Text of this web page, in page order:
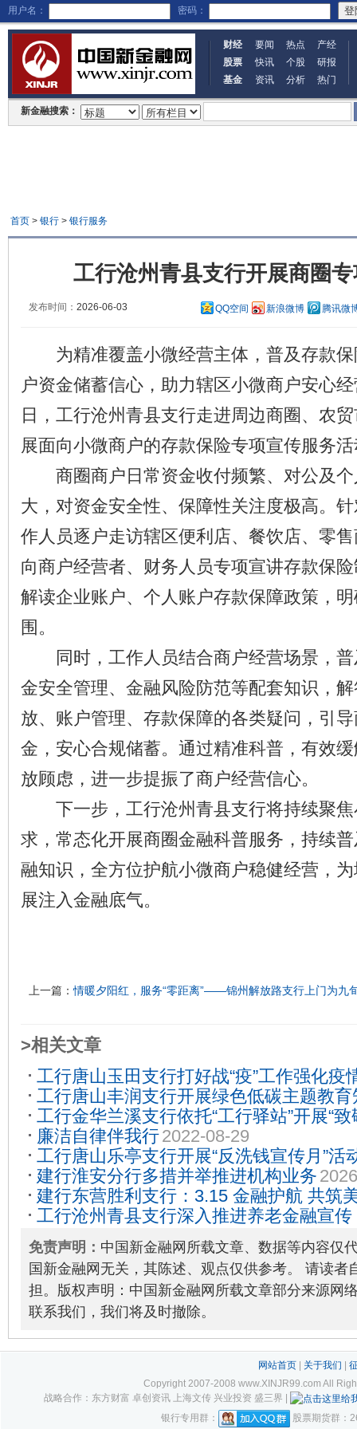
用户名： 密码：
财经 要闻 热点
产经
股票
快讯 个股
研报
基金
资讯 分析 热门
新金融搜索：
首页> 银行> 银行服务
工行沧州青县支行开展商圈
发布时间： 2026-06-03 QQ空间 新浪微博 腾讯微
为精准覆盖小微经营主体，普及存款保
户资金储蓄信心，助力辖区小微商户安心
日，工行沧州青县支行走进周边商圈、农
展面向小微商户的存款保险专项宣传服务
商圈商户日常资金收付频繁、对公及个
大，对资金安全性、保障性关注度极高。
作人员逐户走访辖区便利店、餐饮店、零
向商户经营者、财务人员专项宣讲存款保
解读企业账户、个人账户存款保障政策，
围。
同时，工作人员结合商户经营场景，普
金安全管理、金融风险防范等配套知识，
放、账户管理、存款保障的各类疑问，引
金，安心合规储蓄。通过精准科普，有效
放顾虑，进一步提振了商户经营信心。
下一步，工行沧州青县支行将持续聚焦
求，常态化开展商圈金融科普服务，持续
融知识，全方位护航小微商户稳健经营，
展注入金融底气。
上一篇：情暖夕阳红，服务“零距离”——锦州解放路支行上门为九
>相关文章
工行唐山玉田支行打好战“疫”工作强化疫
工行唐山丰润支行开展绿色低碳主题教
07-18
工行金华兰溪支行依托“工行驿站”开展“
2024-05-09
廉洁自律伴我行2022-08-29
工行唐山乐亭支行开展“反洗钱宣传月”活
建行淮安分行多措并举推进机构业务
建行东营胜利支行：3.15 金融护航 共筑
工行沧州青县支行深入推进养老金融宣
福养老 2025-03-19
免责声明： 中国新金融网所载文章、数据等内容仅
国新金融网无关，其陈述、观点仅供参考。 请读者
担。版权声明：中国新金融网所载文章部分来源网
联系我们，我们将及时撤除。
网站首页| 关于我们
Copyright 2007-2008 www.XINJR99.com All
战略合作：东方财富 卓创资讯 上海文传 兴业投资 盛三界 |
银行专用群：
股票期货群：